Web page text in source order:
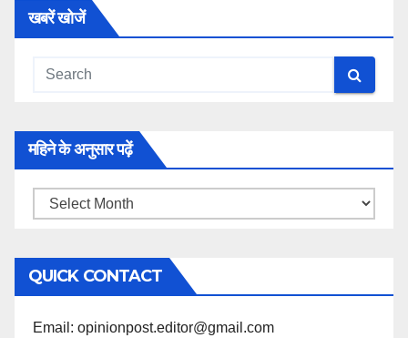
खबरें खोजें
महिने के अनुसार पढ़ें
महिने
अनुसार
पढ़ें
QUICK CONTACT
Email: opinionpost.editor@gmail.com